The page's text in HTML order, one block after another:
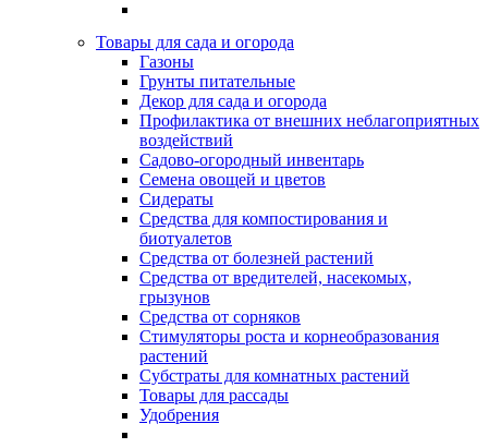
Товары для сада и огорода
Газоны
Грунты питательные
Декор для сада и огорода
Профилактика от внешних неблагоприятных
воздействий
Садово-огородный инвентарь
Семена овощей и цветов
Сидераты
Средства для компостирования и
биотуалетов
Средства от болезней растений
Средства от вредителей, насекомых,
грызунов
Средства от сорняков
Стимуляторы роста и корнеобразования
растений
Субстраты для комнатных растений
Товары для рассады
Удобрения